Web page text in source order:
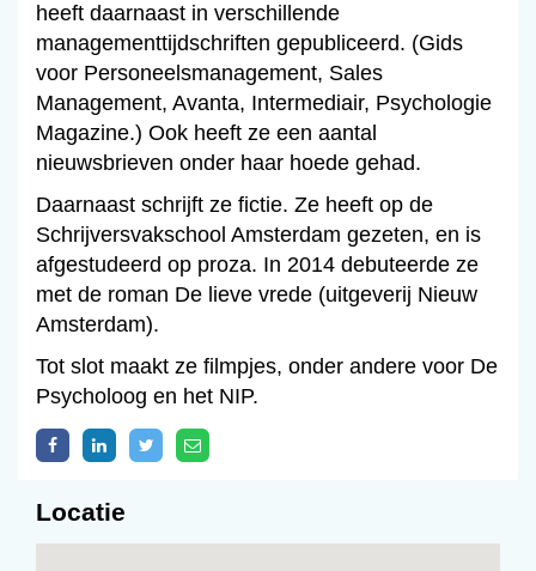
heeft daarnaast in verschillende
managementtijdschriften gepubliceerd. (Gids
voor Personeelsmanagement, Sales
Management, Avanta, Intermediair, Psychologie
Magazine.) Ook heeft ze een aantal
nieuwsbrieven onder haar hoede gehad.
Daarnaast schrijft ze fictie. Ze heeft op de
Schrijversvakschool Amsterdam gezeten, en is
afgestudeerd op proza. In 2014 debuteerde ze
met de roman De lieve vrede (uitgeverij Nieuw
Amsterdam).
Tot slot maakt ze filmpjes, onder andere voor De
Psycholoog en het NIP.
Locatie